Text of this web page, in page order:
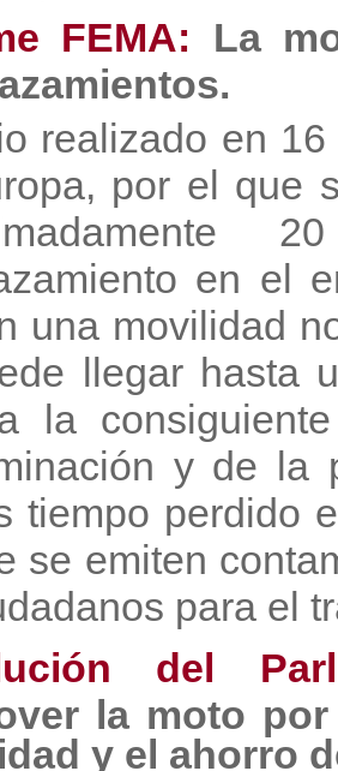
FEMA: La
realizado en
por el que
en el
una movilidad
llegar hasta
la
y de la
tiempo perdido
se emiten
para el
del
la moto
y el ahorro